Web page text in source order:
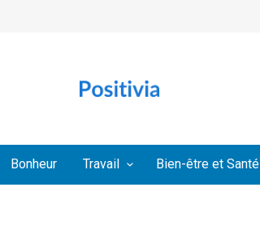
Bonheur Travail Bien-être et Santé